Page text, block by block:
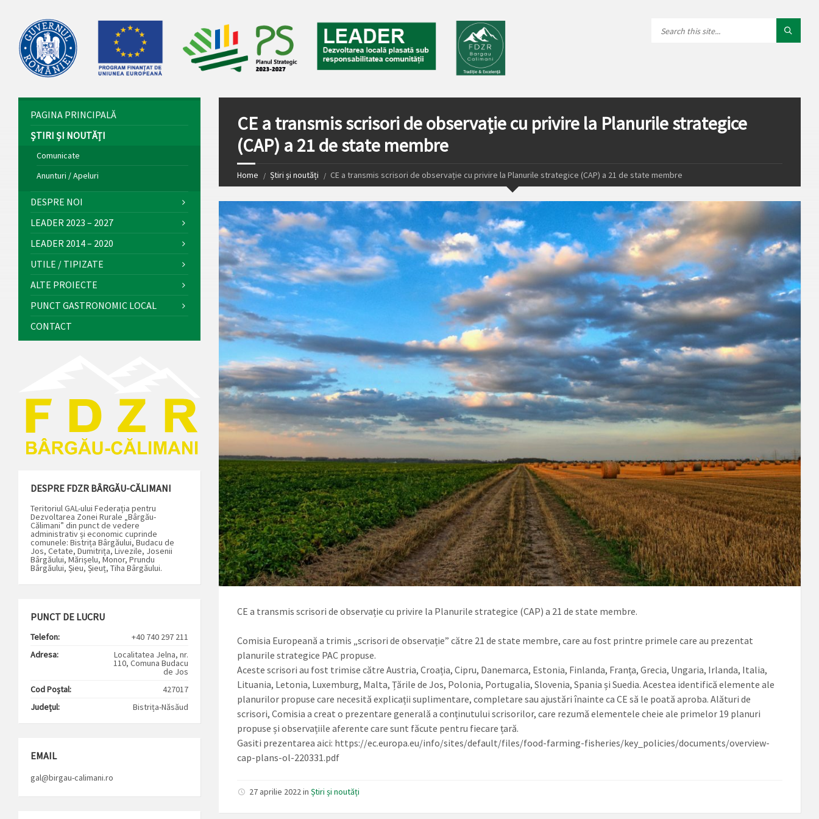
CE a transmis scrisori de observație cu privire la Planurile strategice
(CAP) a 21 de state membre
Home Știri și noutăți CE a transmis scrisori de observație cu privire la Planurile strategice (CAP) a 21 de state membre
CE a transmis scrisori de observație cu privire la Planurile strategice (CAP) a 21 de state membre.
Comisia Europeană a trimis „scrisori de observație” către 21 de state membre, care au fost printre primele care au prezentat
planurile strategice PAC propuse.
Aceste scrisori au fost trimise către Austria, Croația, Cipru, Danemarca, Estonia, Finlanda, Franța, Grecia, Ungaria, Irlanda, Italia,
Lituania, Letonia, Luxemburg, Malta, Țările de Jos, Polonia, Portugalia, Slovenia, Spania și Suedia. Acestea identifică elemente ale
planurilor propuse care necesită explicații suplimentare, completare sau ajustări înainte ca CE să le poată aproba. Alături de
scrisori, Comisia a creat o prezentare generală a conținutului scrisorilor, care rezumă elementele cheie ale primelor 19 planuri
propuse și observațiile aferente care sunt făcute pentru fiecare țară.
Gasiti prezentarea aici: https://ec.europa.eu/info/sites/default/files/food-farming-fisheries/key_policies/documents/overview-
cap-plans-ol-220331.pdf
27 aprilie 2022 in Știri și noutăți
PAGINA PRINCIPALĂ
ȘTIRI ȘI NOUTĂȚI
Comunicate
Anunturi / Apeluri
DESPRE NOI
LEADER 2023 – 2027
LEADER 2014 – 2020
UTILE / TIPIZATE
ALTE PROIECTE
PUNCT GASTRONOMIC LOCAL
CONTACT
DESPRE FDZR BÂRGĂU-CĂLIMANI
Teritoriul GAL-ului Federația pentru
Dezvoltarea Zonei Rurale „Bârgău-
Călimani” din punct de vedere
administrativ și economic cuprinde
comunele: Bistrița Bârgăului, Budacu de
Jos, Cetate, Dumitrița, Livezile, Josenii
Bârgăului, Mărișelu, Monor, Prundu
Bârgăului, Șieu, Șieuț, Tiha Bârgăului.
PUNCT DE LUCRU
Telefon:
+40 740 297 211
Adresa:
Localitatea Jelna, nr.
110, Comuna Budacu
de Jos
Cod Poștal:
427017
Județul:
Bistrița-Năsăud
EMAIL
gal@birgau-calimani.ro